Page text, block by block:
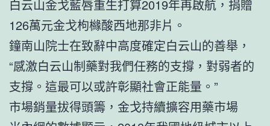
白云山金戈藍唇重生打算2019年再啟航，捐贈
126萬元金戈枸櫞酸西地那非片。
鐘南山院士在致辭中高度確定白云山的善舉，
“感激白云山制藥對我們任務的支撐，對弱者的
支撐。這最可以或許彰顯社會正能量。”
市場銷量拔得頭籌，金戈持續擴容用藥市場